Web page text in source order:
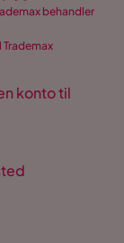
behandler
konto til